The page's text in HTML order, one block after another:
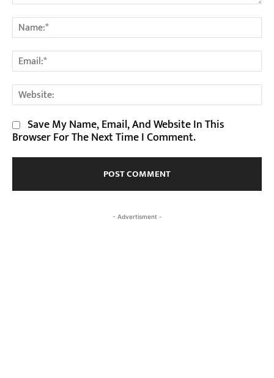
Comment:
Save My Name, Email, And Website In This
Browser For The Next Time I Comment.
- Advertisment -